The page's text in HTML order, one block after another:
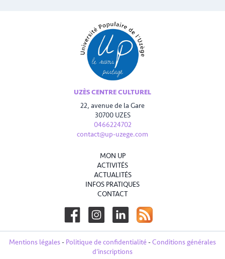
UZÈS CENTRE CULTUREL
22, avenue de la Gare
30700 UZES
0466224702
contact@up-uzege.com
MON UP
ACTIVITÉS
ACTUALITÉS
INFOS PRATIQUES
CONTACT
Mentions légales- Politique de confidentialité-Conditions générales
d’inscriptions